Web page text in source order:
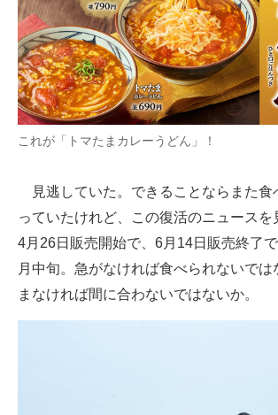
これが「トマたまカレーうどん」！
見逃していた。できることならまた食
っていたけれど、この復活のニュースを
4月26日販売開始で、6月14日販売終了
月中旬。急がなければ食べられないでは
まなければ間に合わないではないか。